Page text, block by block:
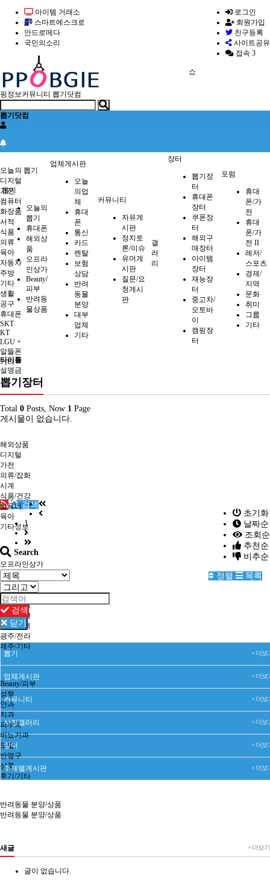
아이템 거래소
스마트에스크로
안드로메다
국민의소리
로그인
회원가입
친구등록
사이트공유
접속 3
쇼
핑정보커뮤니티 뽑기닷컴
뽑기닷컴
오늘의 뽑기
디지털
가전
컴퓨터
화장품
서적
식품
의류
육아
자동차
주방
기타
생활
공구
휴대폰
SKT
KT
LGU +
알뜰폰
기타
해외상품
디지털
가전
의류/잡화
시계
식품/건강
컴퓨터
육아
기타정보
오프라인상가
전국
서울
경기
대전/충청
부산/경남
대구/경북
광주/전라
제주/기타
Beauty/피부
성형
안과
치과
피부과
비뇨기과
모발
반영구
상품
후기/기타
반려동물 분양/상품
반려동물 분양/상품
뽑기
오늘의
뽑기
휴대폰
해외상
품
오프라
인상가
Beauty/
피부
반려동
물상품
업체게시판
오늘
의업
체
휴대
폰
통신
카드
렌탈
보험
상담
반려
동물
분양
대부
업체
기타
커뮤니티
자유게
시판
정치토
론/이슈
유머게
시판
질문/요
청게시
판
갤
러
리
장터
뽑기장
터
휴대폰
장터
쿠폰장
터
해외구
매장터
아이템
장터
재능장
터
중고차/
오토바
이
캠핑장
터
포럼
휴대
폰/가
전
휴대
폰/가
전 II
레저/
스포츠
경제/
지역
문화
취미
그룹
기타
타이틀
설명금
뽑기장터
Total 0 Posts, Now 1 Page
게시물이 없습니다.
초기화
날짜순
조회순
추천순
비추순
정렬 목록
검색
1
Search
검색
닫기
뽑기 + 더보
업체게시판 + 더보
커뮤니티 + 더보
사진갤러리 + 더보
장터 + 더보
주제별게시판 + 더보
+ 더보기
새글
글이 없습니다.